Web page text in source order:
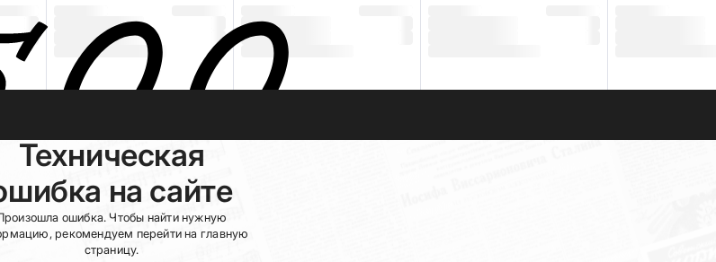
Техническая
на сайте
ошибка. Чтобы найти нужную
рекомендуем перейти на главную
страницу.